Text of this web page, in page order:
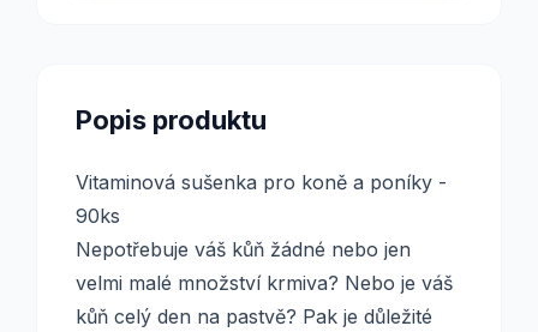
Popis produktu
Vitaminová sušenka pro koně a poníky -
90ks
Nepotřebuje váš kůň žádné nebo jen
velmi malé množství krmiva? Nebo je váš
kůň celý den na pastvě? Pak je důležité